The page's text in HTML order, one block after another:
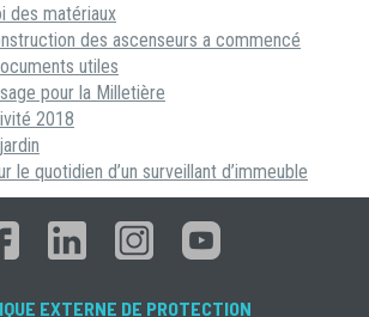
des matériaux
des ascenseurs a commencé
utiles
pour la Milletière
2018
le quotidien d’un surveillant d’immeuble
EXTERNE DE PROTECTION